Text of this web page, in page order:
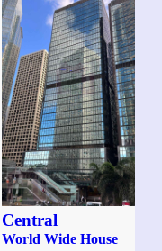
Central
World Wide House